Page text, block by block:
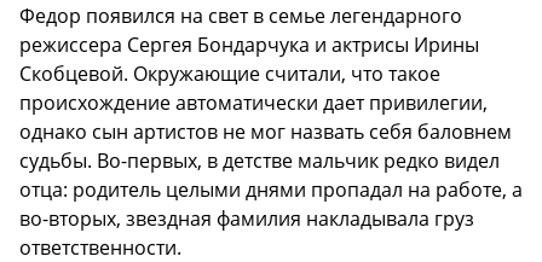
Федор появился на свет в семье легендарного
режиссера Сергея Бондарчука и актрисы Ирины
Скобцевой. Окружающие считали, что такое
происхождение автоматически дает привилегии,
однако сын артистов не мог назвать себя баловнем
судьбы. Во-первых, в детстве мальчик редко видел
отца: родитель целыми днями пропадал на работе, а
во-вторых, звездная фамилия накладывала груз
ответственности.